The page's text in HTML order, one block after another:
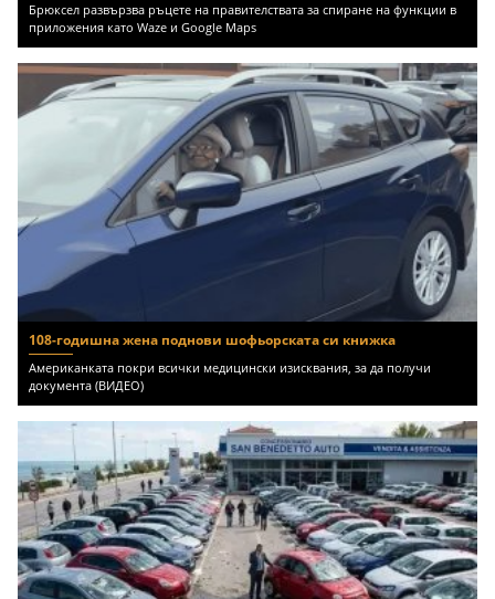
Брюксел развързва ръцете на правителствата за спиране на функции в
приложения като Waze и Google Maps
108-годишна жена поднови шофьорската си книжка
Американката покри всички медицински изисквания, за да получи
документа (ВИДЕО)